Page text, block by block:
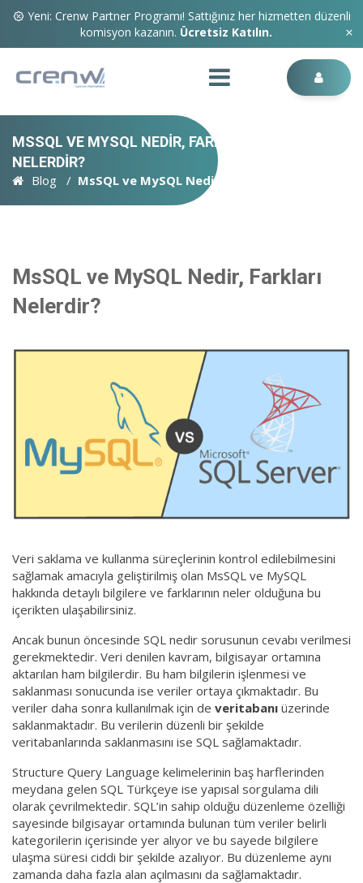
Yeni: Crenw Partner Programı! Sattığınız her hizmetten düzenli
komisyon kazanın. Ücretsiz Katılın.
MSSQL VE MYSQL NEDIR, FARKLARI
NELERDIR?
Blog MsSQL ve MySQL Nedir, Farkları Nelerdir?
MsSQL ve MySQL Nedir, Farkları
Nelerdir?
Veri saklama ve kullanma süreçlerinin kontrol edilebilmesini
sağlamak amacıyla geliştirilmiş olan MsSQL ve MySQL
hakkında detaylı bilgilere ve farklarının neler olduğuna bu
içerikten ulaşabilirsiniz.
Ancak bunun öncesinde SQL nedir sorusunun cevabı verilmesi
gerekmektedir. Veri denilen kavram, bilgisayar ortamına
aktarılan ham bilgilerdir. Bu ham bilgilerin işlenmesi ve
saklanması sonucunda ise veriler ortaya çıkmaktadır. Bu
veriler daha sonra kullanılmak için de veritabanı üzerinde
saklanmaktadır. Bu verilerin düzenli bir şekilde
veritabanlarında saklanmasını ise SQL sağlamaktadır.
Structure Query Language kelimelerinin baş harflerinden
meydana gelen SQL Türkçeye ise yapısal sorgulama dili
olarak çevrilmektedir. SQL’in sahip olduğu düzenleme özelliği
sayesinde bilgisayar ortamında bulunan tüm veriler belirli
kategorilerin içerisinde yer alıyor ve bu sayede bilgilere
ulaşma süresi ciddi bir şekilde azalıyor. Bu düzenleme aynı
zamanda daha fazla alan açılmasını da sağlamaktadır.